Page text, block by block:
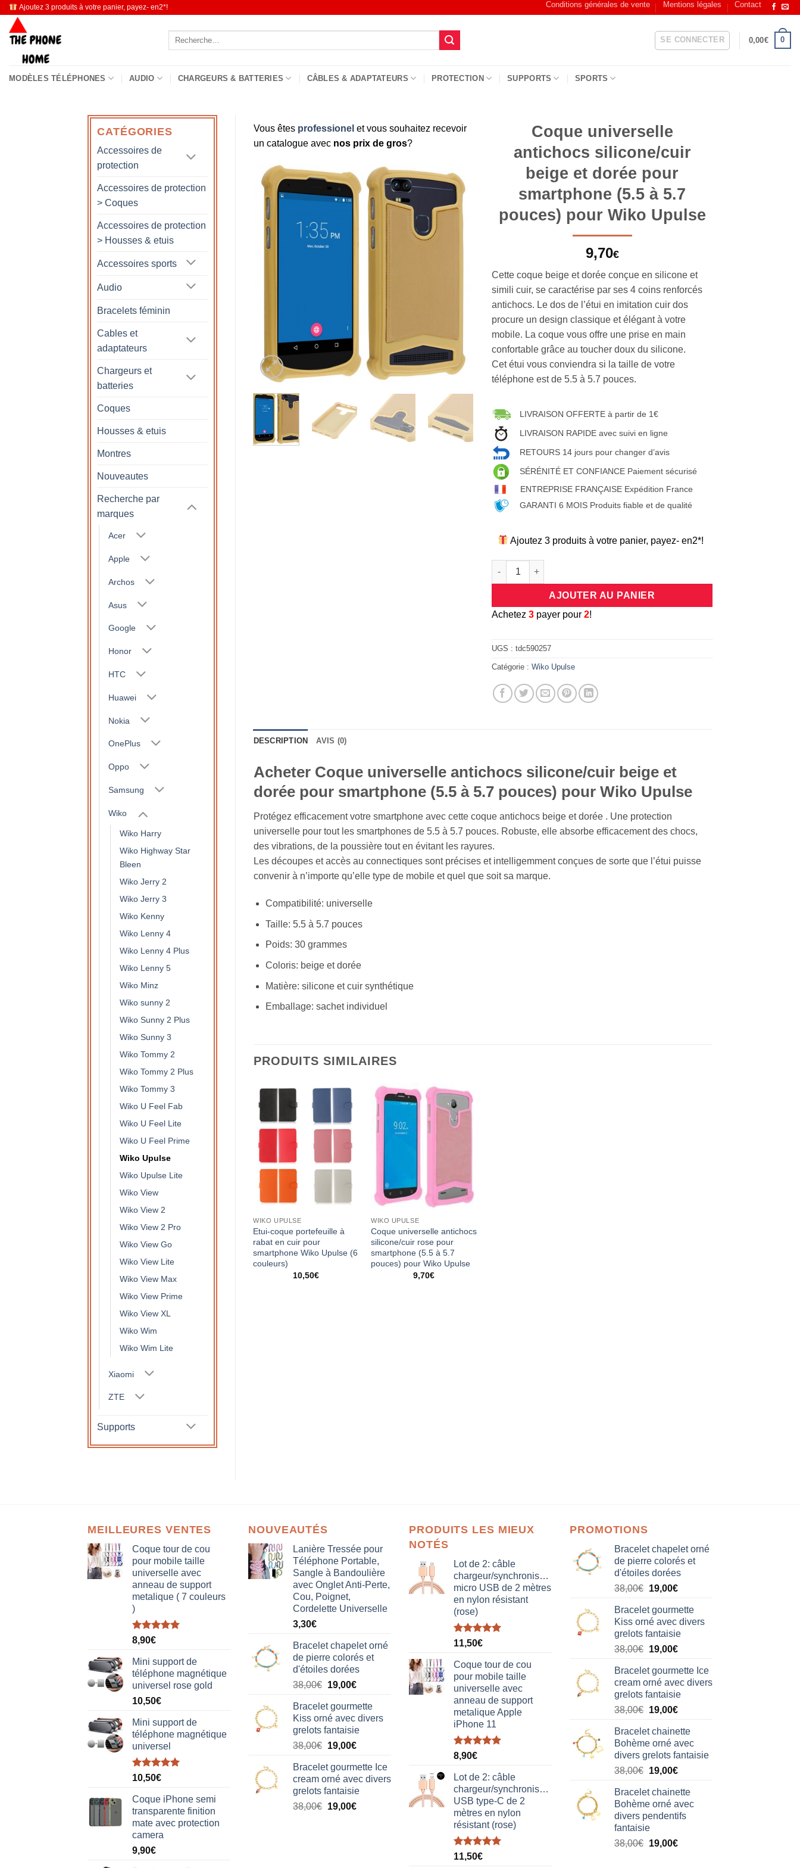
Passer
contenu
Ajoutez 3 produits à votre panier, payez- en2*! Conditions générales de vente Mentions légales Contact
Recherche
SE CONNECTER 0,00€ 0
MODÈLES TÉLÉPHONES AUDIO CHARGEURS & BATTERIES CÂBLES & ADAPTATEURS PROTECTION SUPPORTS SPORTS
CATÉGORIES
Accessoires de
protection
Accessoires de protection
> Coques
Accessoires de protection
> Housses & etuis
Accessoires sports
Audio
Bracelets féminin
Cables et
adaptateurs
Chargeurs et
batteries
Coques
Housses & etuis
Montres
Nouveautes
Recherche par
marques
Acer
Apple
Archos
Asus
Google
Honor
HTC
Huawei
Nokia
OnePlus
Oppo
Samsung
Wiko
Wiko Harry
Wiko Highway Star
Bleen
Wiko Jerry 2
Wiko Jerry 3
Wiko Kenny
Wiko Lenny 4
Wiko Lenny 4 Plus
Wiko Lenny 5
Wiko Minz
Wiko sunny 2
Wiko Sunny 2 Plus
Wiko Sunny 3
Wiko Tommy 2
Wiko Tommy 2 Plus
Wiko Tommy 3
Wiko U Feel Fab
Wiko U Feel Lite
Wiko U Feel Prime
Wiko Upulse
Wiko Upulse Lite
Wiko View
Wiko View 2
Wiko View 2 Pro
Wiko View Go
Wiko View Lite
Wiko View Max
Wiko View Prime
Wiko View XL
Wiko Wim
Wiko Wim Lite
Xiaomi
ZTE
Supports
Vous êtes professionel et vous souhaitez recevoir
un catalogue avec nos prix de gros?
Coque universelle
antichocs silicone/cuir
beige et dorée pour
smartphone (5.5 à 5.7
pouces) pour Wiko Upulse
9,70€
Cette coque beige et dorée conçue en silicone et
simili cuir, se caractérise par ses 4 coins renforcés
antichocs. Le dos de l’étui en imitation cuir dos
procure un design classique et élégant à votre
mobile. La coque vous offre une prise en main
confortable grâce au toucher doux du silicone.
Cet étui vous conviendra si la taille de votre
téléphone est de 5.5 à 5.7 pouces.
LIVRAISON OFFERTE à partir de 1€
LIVRAISON RAPIDE avec suivi en ligne
RETOURS 14 jours pour changer d’avis
SÉRÉNITÉ ET CONFIANCE Paiement sécurisé
ENTREPRISE FRANÇAISE Expédition France
GARANTI 6 MOIS Produits fiable et de qualité
Ajoutez 3 produits à votre panier, payez- en2*!
quantité de Coque universelle antichocs silicone/cuir beige et dorée pour
AJOUTER AU PANIER
Achetez3 payer pour2!
UGS :tdc590257
Catégorie :Wiko Upulse
DESCRIPTION AVIS (0)
Acheter Coque universelle antichocs silicone/cuir beige et
dorée pour smartphone (5.5 à 5.7 pouces) pour Wiko Upulse
Protégez efficacement votre smartphone avec cette coque antichocs beige et dorée . Une protection
universelle pour tout les smartphones de 5.5 à 5.7 pouces. Robuste, elle absorbe efficacement des chocs,
des vibrations, de la poussière tout en évitant les rayures.
Les découpes et accès au connectiques sont précises et intelligemment conçues de sorte que l’étui puisse
convenir à n’importe qu’elle type de mobile et quel que soit sa marque.
Compatibilité: universelle
Taille: 5.5 à 5.7 pouces
Poids: 30 grammes
Coloris: beige et dorée
Matière: silicone et cuir synthétique
Emballage: sachet individuel
PRODUITS SIMILAIRES
WIKO UPULSE
Etui-coque portefeuille à
rabat en cuir pour
smartphone Wiko Upulse (6
couleurs)
10,50€
WIKO UPULSE
Coque universelle antichocs
silicone/cuir rose pour
smartphone (5.5 à 5.7
pouces) pour Wiko Upulse
9,70€
MEILLEURES VENTES
Coque tour de cou
pour mobile taille
universelle avec
anneau de support
metalique ( 7 couleurs
)
Note5.00
8,90€
Mini support de
téléphone magnétique
universel rose gold
10,50€
Mini support de
téléphone magnétique
universel
Note5.00
10,50€
Coque iPhone semi
transparente finition
mate avec protection
camera
9,90€
NOUVEAUTÉS
Lanière Tressée pour
Téléphone Portable,
Sangle à Bandoulière
avec Onglet Anti-Perte,
Cou, Poignet,
Cordelette Universelle
3,30€
Bracelet chapelet orné
de pierre colorés et
d'étoiles dorées
38,00€ Le
initial
était :
38,00€.
19,00€Le
actuel
est :
19,00€.
Bracelet gourmette
Kiss orné avec divers
grelots fantaisie
38,00€ Le
initial
était :
38,00€.
19,00€Le
actuel
est :
19,00€.
Bracelet gourmette Ice
cream orné avec divers
grelots fantaisie
38,00€ Le
19,00€Le
PRODUITS LES MIEUX
NOTÉS
Lot de 2: câble
chargeur/synchronisation
micro USB de 2 mètres
en nylon résistant
(rose)
Note5.00
11,50€
Coque tour de cou
pour mobile taille
universelle avec
anneau de support
metalique Apple
iPhone 11
Note5.00
8,90€
Lot de 2: câble
chargeur/synchronisation
USB type-C de 2
mètres en nylon
résistant (rose)
Note5.00
11,50€
PROMOTIONS
Bracelet chapelet orné
de pierre colorés et
d'étoiles dorées
38,00€ Le
initial
était :
38,00€.
19,00€Le
actuel
est :
19,00€.
Bracelet gourmette
Kiss orné avec divers
grelots fantaisie
38,00€ Le
initial
était :
38,00€.
19,00€Le
actuel
est :
19,00€.
Bracelet gourmette Ice
cream orné avec divers
grelots fantaisie
38,00€ Le
initial
était :
38,00€.
19,00€Le
actuel
est :
19,00€.
Bracelet chainette
Bohème orné avec
divers grelots fantaisie
38,00€ Le
initial
était :
38,00€.
19,00€Le
actuel
est :
19,00€.
Bracelet chainette
Bohème orné avec
divers pendentifs
fantaisie
38,00€ Le
19,00€Le